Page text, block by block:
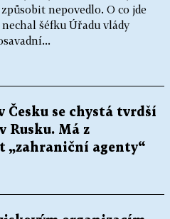
nepovedlo. O co jde
šéfku Úřadu vlády
Česku se chystá tvrdší
Rusku. Má z
„zahraniční agenty“